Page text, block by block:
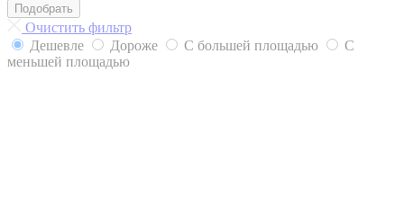
Подобрать
Очистить фильтр
Дешевле
Дороже С большей площадью
С
меньшей площадью